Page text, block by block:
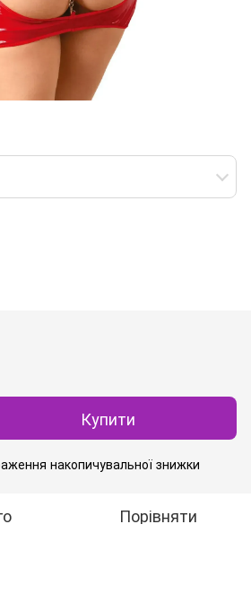
Купити
накопичувальної знижки
Порівняти